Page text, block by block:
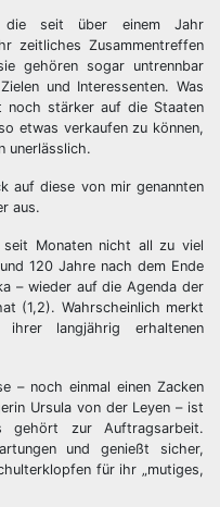
die seit über einem Jahr
zeitliches Zusammentreffen
gehören sogar untrennbar
und Interessenten. Was
noch stärker auf die Staaten
etwas verkaufen zu können,
unerlässlich.
auf diese von mir genannten
aus.
Monaten nicht all zu viel
120 Jahre nach dem Ende
– wieder auf die Agenda der
(1,2). Wahrscheinlich merkt
langjährig erhaltenen
– noch einmal einen Zacken
Ursula von der Leyen – ist
gehört zur Auftragsarbeit.
und genießt sicher,
für ihr „mutiges,